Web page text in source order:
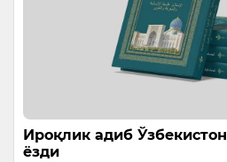
Ироқлик адиб
ёзди